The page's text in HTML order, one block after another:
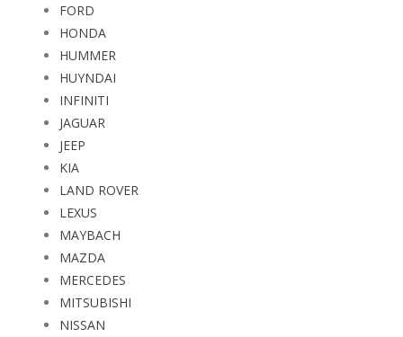
FORD
HONDA
HUMMER
HUYNDAI
INFINITI
JAGUAR
JEEP
KIA
LAND ROVER
LEXUS
MAYBACH
MAZDA
MERCEDES
MITSUBISHI
NISSAN